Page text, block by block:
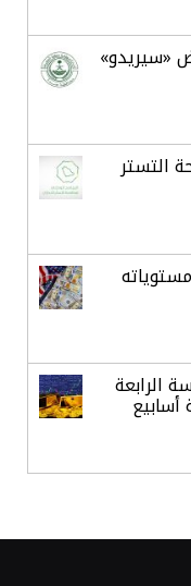
«سيريدو»
التستر
الرابعة